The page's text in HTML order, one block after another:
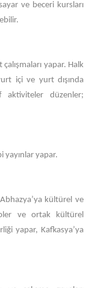
ve beceri kursları
yapar. Halk
içi ve yurt dışında
aktiviteler düzenler;
yayınlar yapar.
kültürel ve
ve ortak kültürel
yapar, Kafkasya’ya